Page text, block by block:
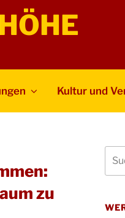
Kultur und
zu